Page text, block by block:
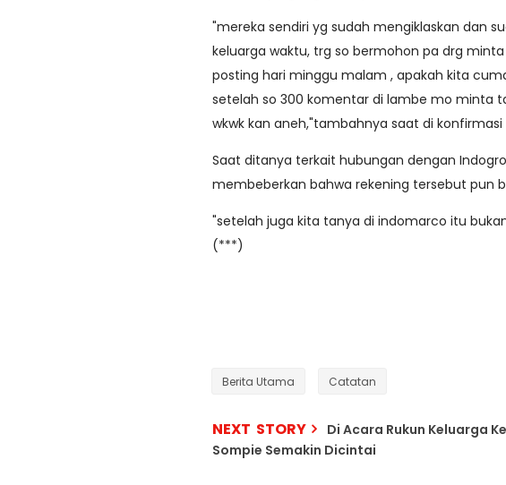
"mereka sendiri yg sudah mengiklaskan dan
keluarga waktu, trg so bermohon pa drg
posting hari minggu malam , apakah kita
setelah so 300 komentar di lambe mo minta
wkwk kan aneh,"tambahnya saat di
Saat ditanya terkait hubungan dengan
membeberkan bahwa rekening tersebut pun
"setelah juga kita tanya di indomarco itu
(***)
Berita Utama Catatan
NEXT STORY
Di Acara Rukun Keluarga
Sompie Semakin Dicintai